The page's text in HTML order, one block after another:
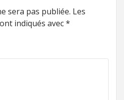
sera pas publiée. Les
indiqués avec*